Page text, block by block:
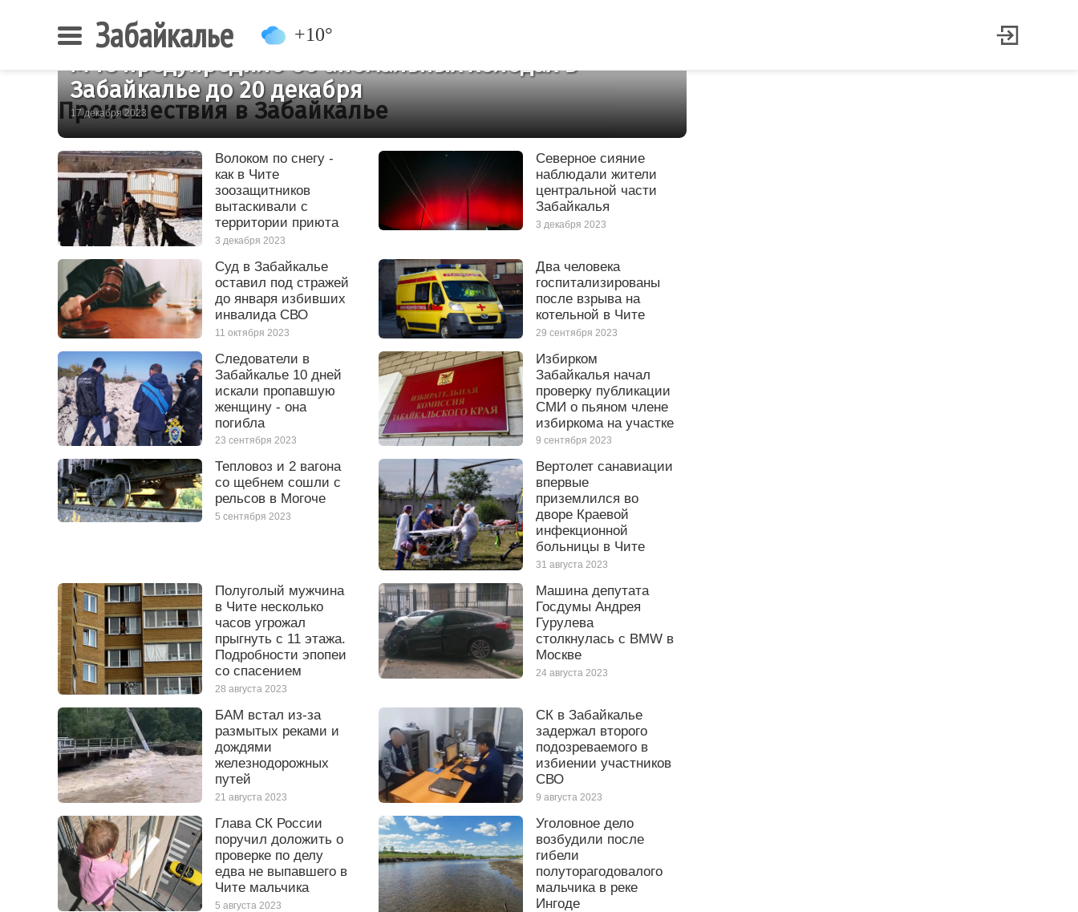
Забайкалье +10°
Происшествия в Забайкалье
МЧС предупредило об аномальных холодах в
Забайкалье до 20 декабря
17 декабря 2023
Волоком по снегу -
как в Чите
зоозащитников
вытаскивали с
территории приюта
3 декабря 2023
Северное сияние
наблюдали жители
центральной части
Забайкалья
3 декабря 2023
Суд в Забайкалье
оставил под стражей
до января избивших
инвалида СВО
11 октября 2023
Два человека
госпитализированы
после взрыва на
котельной в Чите
29 сентября 2023
Следователи в
Забайкалье 10 дней
искали пропавшую
женщину - она
погибла
23 сентября 2023
Избирком
Забайкалья начал
проверку публикации
СМИ о пьяном члене
избиркома на участке
9 сентября 2023
Тепловоз и 2 вагона
со щебнем сошли с
рельсов в Могоче
5 сентября 2023
Вертолет санавиации
впервые
приземлился во
дворе Краевой
инфекционной
больницы в Чите
31 августа 2023
Полуголый мужчина
в Чите несколько
часов угрожал
прыгнуть с 11 этажа.
Подробности эпопеи
со спасением
28 августа 2023
Машина депутата
Госдумы Андрея
Гурулева
столкнулась с BMW в
Москве
24 августа 2023
БАМ встал из-за
размытых реками и
дождями
железнодорожных
путей
21 августа 2023
СК в Забайкалье
задержал второго
подозреваемого в
избиении участников
СВО
9 августа 2023
Глава СК России
поручил доложить о
проверке по делу
едва не выпавшего в
Чите мальчика
5 августа 2023
Уголовное дело
возбудили после
гибели
полуторагодовалого
мальчика в реке
Ингоде